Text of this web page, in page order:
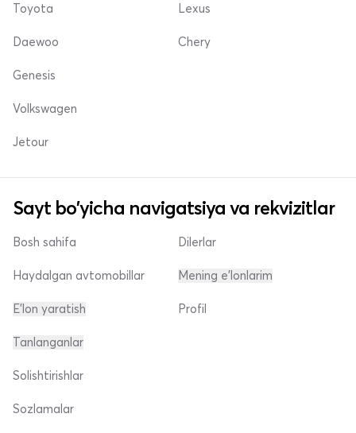
Toyota
Daewoo
Lexus
Chery
Genesis
Volkswagen
Jetour
Sayt bo'yicha navigatsiya va rekvizitlar
Bosh sahifa
Haydalgan avtomobillar
E'lon yaratish
Dilerlar
Mening e'lonlarim
Profil
Tanlanganlar
Solishtirishlar
Sozlamalar